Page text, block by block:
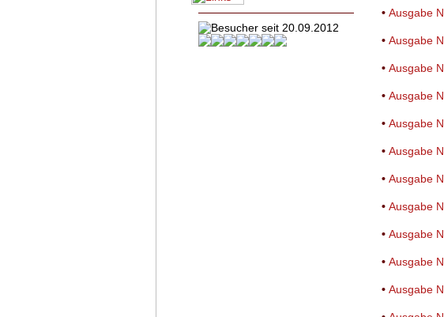
• Ausgabe
• Ausgabe
• Ausgabe
• Ausgabe
• Ausgabe
• Ausgabe
• Ausgabe
• Ausgabe
• Ausgabe
• Ausgabe
• Ausgabe